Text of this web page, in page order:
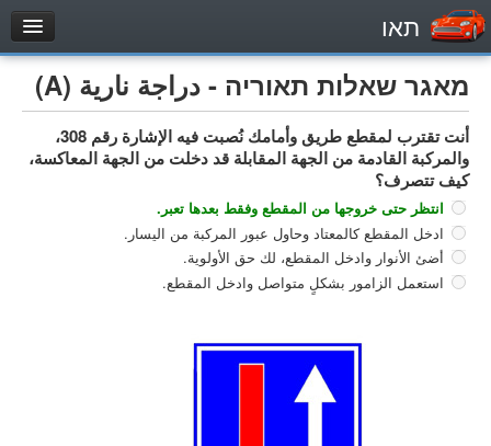
תאו
עמוד הבית
מבחן
مركبة خاصة (B)
دراجة نارية (A)
تراكتور (1)
مركبة شحن خفيف (C1)
مركبة شحن ثقيل (C)
מאגר שאלות תאוריה - دراجة نارية (A)
أنت تقترب لمقطع طريق وأمامك نُصبت فيه الإشارة رقم 308،
والمركبة القادمة من الجهة المقابلة قد دخلت من الجهة المعاكسة،
كيف تتصرف؟
انتظر حتى خروجها من المقطع وفقط بعدها تعبر.
ادخل المقطع كالمعتاد وحاول عبور المركبة من اليسار.
أضئ الأنوار وادخل المقطع، لك حق الأولوية.
استعمل الزامور بشكلٍ متواصل وادخل المقطع.